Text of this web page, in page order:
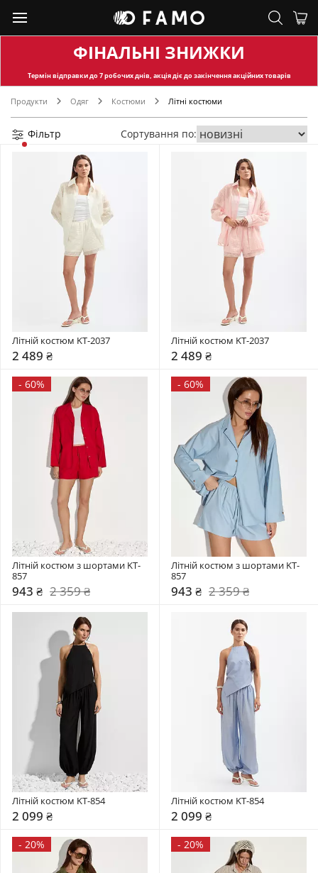
ФІНАЛЬНІ ЗНИЖКИ
Термін відправкидо 7 робочих днів, акція діє до закінчення акційних товарів
Продукти Одяг Костюми Літні костюми
Фільтр Сортування по:
Літній костюм KT-2037
2 489 ₴
Літній костюм KT-2037
2 489 ₴
- 60%
Літній костюм з шортами KT-
857
943 ₴ 2 359 ₴
- 60%
Літній костюм з шортами KT-
857
943 ₴ 2 359 ₴
Літній костюм KT-854
2 099 ₴
Літній костюм KT-854
2 099 ₴
- 20% - 20%